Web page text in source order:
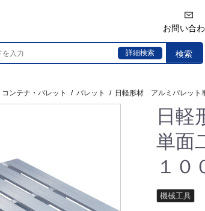
お問い合
検索
詳細検索
コンテナ・パレット / パレット / 日軽形材 アルミパレッ
日
単面
１
機械工具